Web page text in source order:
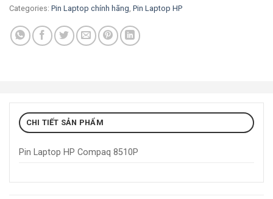
Categories: Pin Laptop chính hãng, Pin Laptop HP
CHI TIẾT SẢN PHẨM
Pin Laptop HP Compaq 8510P